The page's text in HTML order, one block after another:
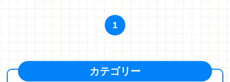
1
カテゴリー